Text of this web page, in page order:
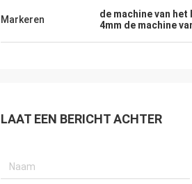
Markeren de machine van
4mm de machine
LAAT EEN BERICHT ACHTER